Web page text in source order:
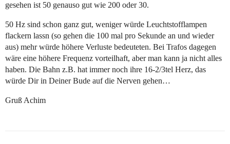
gesehen ist 50 genauso gut wie 200 oder 30.
50 Hz sind schon ganz gut, weniger würde Leuchtstofflampen
flackern lassn (so gehen die 100 mal pro Sekunde an und wieder
aus) mehr würde höhere Verluste bedeuteten. Bei Trafos dagegen
wäre eine höhere Frequenz vorteilhaft, aber man kann ja nicht alles
haben. Die Bahn z.B. hat immer noch ihre 16-2/3tel Herz, das
würde Dir in Deiner Bude auf die Nerven gehen…
Gruß Achim